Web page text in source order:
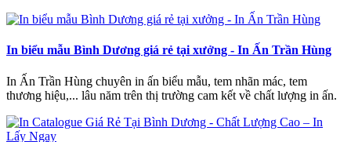
In biểu mẫu Bình Dương giá rẻ tại xưởng - In Ấn Trần Hùng
In Ấn Trần Hùng chuyên in ấn biểu mẫu, tem nhãn mác, tem
thương hiệu,... lâu năm trên thị trường cam kết về chất lượng in ấn.